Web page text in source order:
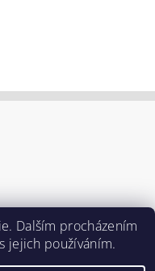
osobních
Dalším procházením
jejich používáním.